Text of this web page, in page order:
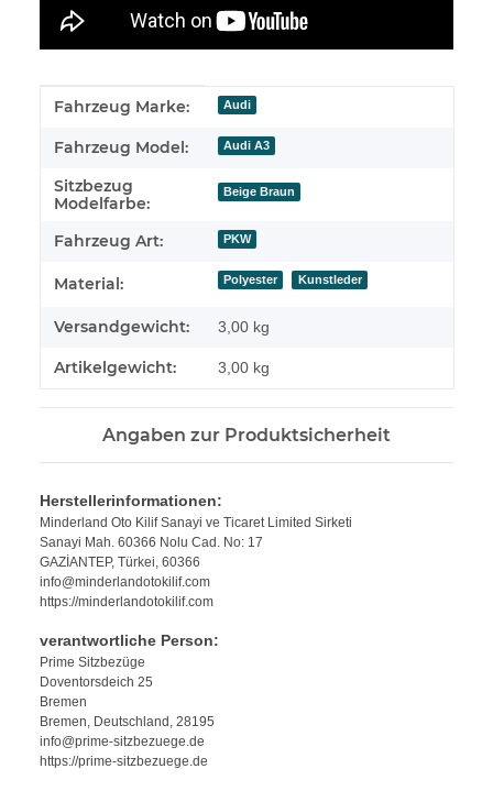
Produkteigenschaft
Wert
Fahrzeug Marke: Audi
Fahrzeug Model: Audi A3
Sitzbezug
Modelfarbe:
Beige Braun
Fahrzeug Art: PKW
Material: Polyester Kunstleder
Versandgewicht: 3,00 kg
Artikelgewicht: 3,00 kg
Angaben zur Produktsicherheit
Herstellerinformationen:
Minderland Oto Kilif Sanayi ve Ticaret Limited Sirketi
Sanayi Mah. 60366 Nolu Cad. No: 17
GAZİANTEP, Türkei, 60366
info@minderlandotokilif.com
https://minderlandotokilif.com
verantwortliche Person:
Prime Sitzbezüge
Doventorsdeich 25
Bremen
Bremen, Deutschland, 28195
info@prime-sitzbezuege.de
https://prime-sitzbezuege.de